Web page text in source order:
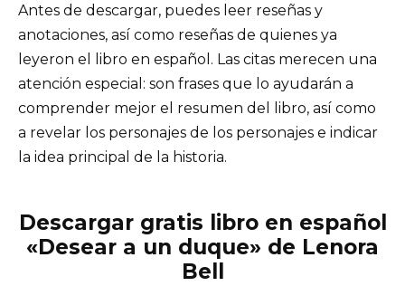
Antes de descargar, puedes leer reseñas y
anotaciones, así como reseñas de quienes ya
leyeron el libro en español. Las citas merecen una
atención especial: son frases que lo ayudarán a
comprender mejor el resumen del libro, así como
a revelar los personajes de los personajes e indicar
la idea principal de la historia.
Descargar gratis libro en español
«Desear a un duque» de Lenora
Bell